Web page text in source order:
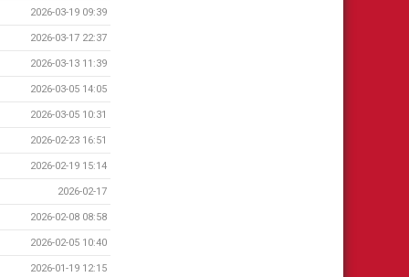
2026-03-19 09:39
2026-03-17 22:37
2026-03-13 11:39
2026-03-05 14:05
2026-03-05 10:31
2026-02-23 16:51
2026-02-19 15:14
2026-02-17
2026-02-08 08:58
2026-02-05 10:40
2026-01-19 12:15